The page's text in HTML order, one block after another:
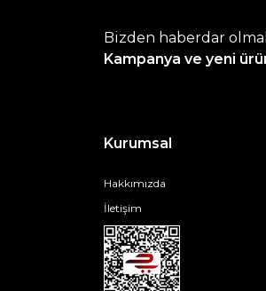
Bizden haberdar
Kampanya ve yeni
Kurumsal
Hakkımızda
İletişim